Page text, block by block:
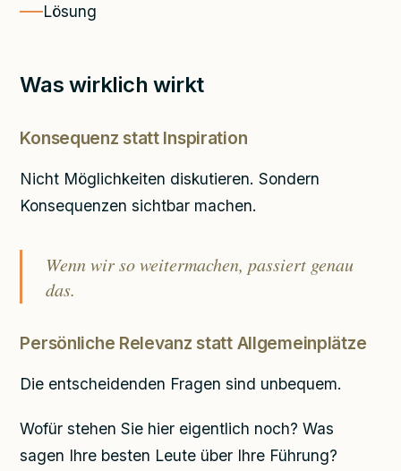
Lösung
Was wirklich wirkt
Konsequenz statt Inspiration
Nicht Möglichkeiten diskutieren. Sondern
Konsequenzen sichtbar machen.
Wenn wir so weitermachen, passiert genau
das.
Persönliche Relevanz statt Allgemeinplätze
Die entscheidenden Fragen sind unbequem.
Wofür stehen Sie hier eigentlich noch? Was
sagen Ihre besten Leute über Ihre Führung?